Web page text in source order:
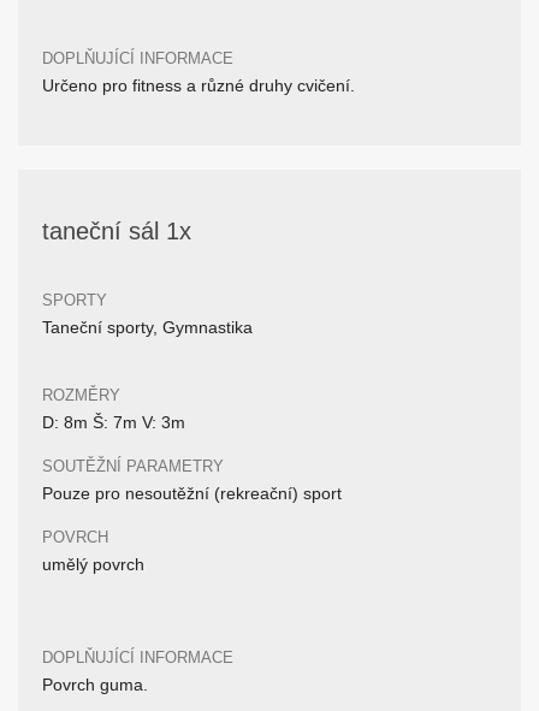
DOPLŇUJÍCÍ INFORMACE
Určeno pro fitness a různé druhy cvičení.
taneční sál 1x
SPORTY
Taneční sporty, Gymnastika
ROZMĚRY
D: 8m Š: 7m V: 3m
SOUTĚŽNÍ PARAMETRY
Pouze pro nesoutěžní (rekreační) sport
POVRCH
umělý povrch
DOPLŇUJÍCÍ INFORMACE
Povrch guma.